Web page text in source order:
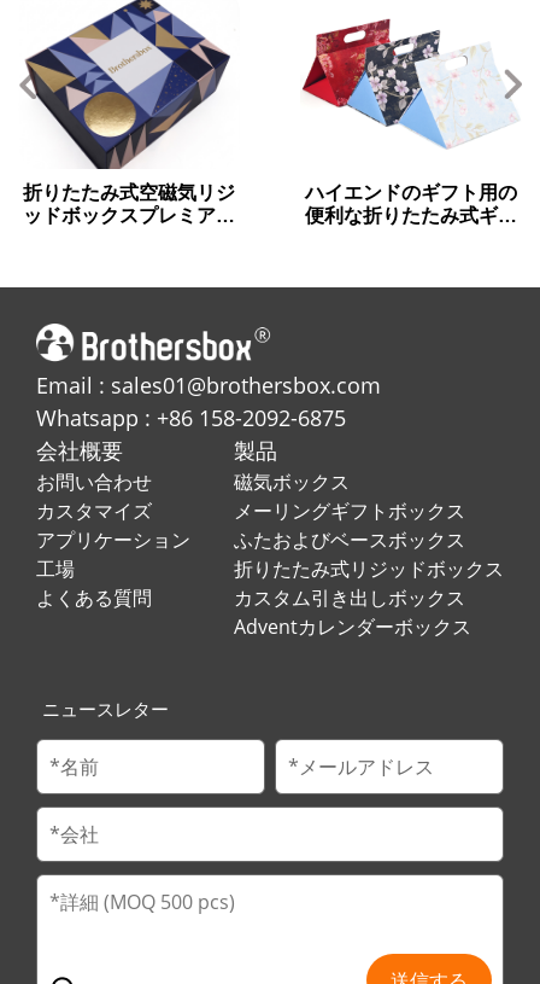
折りたたみ式空磁気リジ
ッドボックスプレミアム
ハイエンドのギフト用の
便利な折りたたみ式ギフ
Email : sales01@brothersbox.com
Whatsapp : +86 158-2092-6875
会社概要
お問い合わせ
カスタマイズ
アプリケーション
工場
よくある質問
製品
磁気ボックス
メーリングギフトボックス
ふたおよびベースボックス
折りたたみ式リジッドボックス
カスタム引き出しボックス
Adventカレンダーボックス
ニュースレター